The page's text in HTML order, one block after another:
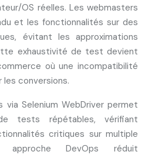
OS réelles. Les webmasters
et les fonctionnalités sur des
évitant les approximations
exhaustivité de test devient
où une incompatibilité
conversions.
Selenium WebDriver permet
tests répétables, vérifiant
critiques sur multiple
approche DevOps réduit